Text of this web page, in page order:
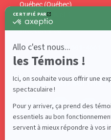
Suivez-nous sur nos
Québec (Québec)
Canada G1K 6E1
info@acelf.ca
Téléphone : 418 681-4661